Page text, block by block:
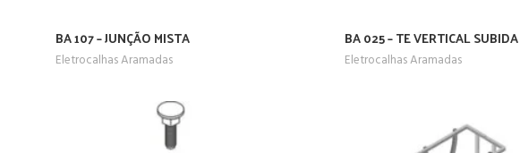
BA 107 – JUNÇÃO MISTA
Eletrocalhas Aramadas
BA 025 – TE VERTICAL SUBIDA
Eletrocalhas Aramadas